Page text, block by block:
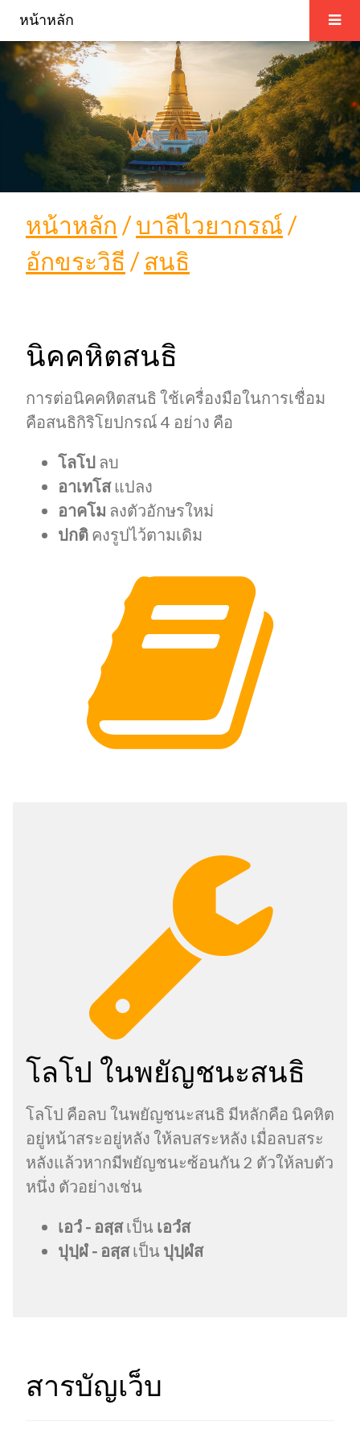
หน้าหลัก
หน้าหลัก /บาลีไวยากรณ์ /
อักขระวิธี /สนธิ
นิคคหิตสนธิ
การต่อนิคคหิตสนธิ ใช้เครื่องมือในการเชื่อม
คือสนธิกิริโยปกรณ์ 4 อย่าง คือ
โลโป ลบ
อาเทโสแปลง
อาคโม ลงตัวอักษรใหม่
ปกติ คงรูปไว้ตามเดิม
โลโป ในพยัญชนะสนธิ
โลโป คือลบ ในพยัญชนะสนธิ มีหลักคือ นิคหิต
อยู่หน้าสระอยู่หลัง ให้ลบสระหลัง เมื่อลบสระ
หลังแล้วหากมีพยัญชนะซ้อนกัน 2 ตัวให้ลบตัว
หนึ่ง ตัวอย่างเช่น
เอวํ - อสฺสเป็น เอวํส
ปุปฺผํ - อสฺสเป็น ปุปฺผํส
สารบัญเว็บ